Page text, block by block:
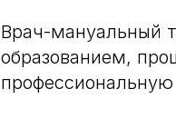
Врач-мануальный
образованием,